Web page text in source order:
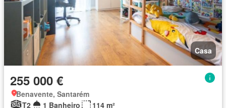
Casa
255 000 €
Benavente, Santarém
T2
1 Banheiro
114 m²